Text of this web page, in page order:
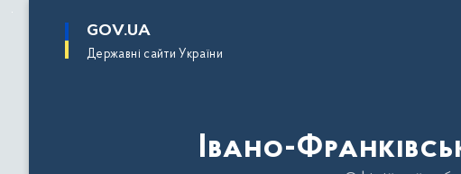
основного
GOV.UA
Державні сайти України
Івано-